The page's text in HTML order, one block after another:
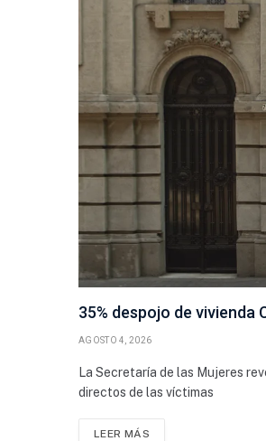
35% despojo de vivienda
AGOSTO 4, 2026
La Secretaría de las Mujeres
directos de las víctimas
LEER MÁS